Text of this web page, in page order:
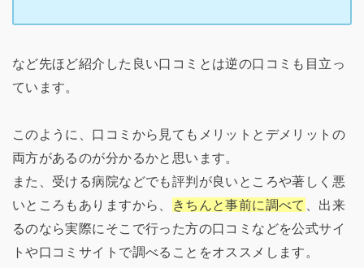
など先ほど紹介した良い口コミとは逆の口コミも目立っ
ています。
このように、口コミから見てもメリットとデメリットの
両方があるのが分かるかと思います。
また、受ける病院などでも評判が良いところや著しく悪
いところもありますから、
きちんと事前に調べて
、出来
るのなら実際にそこで行った方の口コミなどを公式サイ
トや口コミサイトで調べることをオススメします。